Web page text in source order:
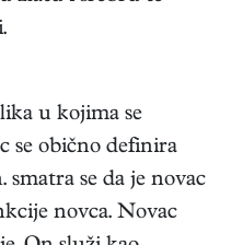
u kojima se
se obično definira
se da je novac
novca. Novac